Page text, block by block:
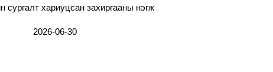
хариуцсан захиргааны нэгж
2026-06-30